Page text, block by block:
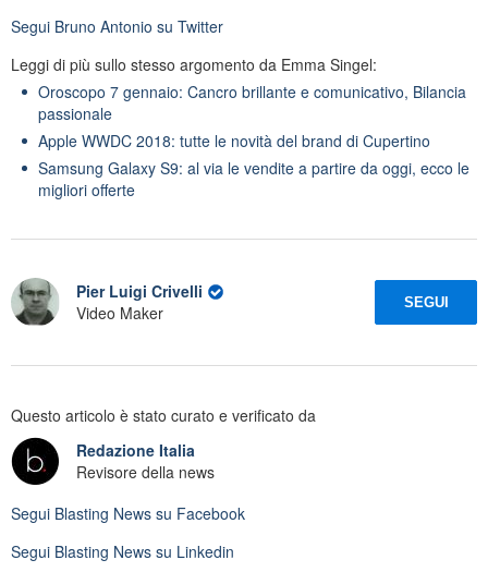
Segui Bruno Antonio su Twitter
Leggi di più sullo stesso argomento da Emma Singel:
Oroscopo 7 gennaio: Cancro brillante e comunicativo, Bilancia
passionale
Apple WWDC 2018: tutte le novità del brand di Cupertino
Samsung Galaxy S9: al via le vendite a partire da oggi, ecco le
migliori offerte
Pier Luigi Crivelli
Video Maker
SEGUI
Questo articolo è stato curato e verificato da
Redazione Italia
Revisore della news
Segui Blasting News su Facebook
Segui Blasting News su Linkedin